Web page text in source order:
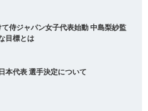
侍ジャパン女子代表始動 中島梨紗監
目標とは
本代表 選手決定について